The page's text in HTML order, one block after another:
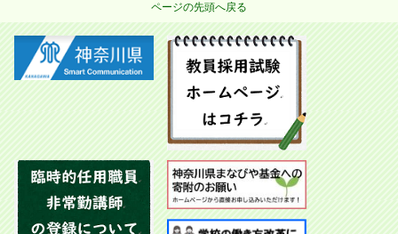
ページの先頭へ戻る